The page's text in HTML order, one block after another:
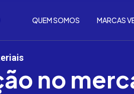
QUEM SOMOS MARCAS
no